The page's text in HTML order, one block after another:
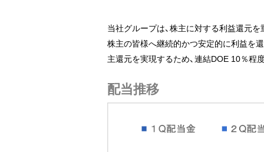
当社グループは、株主に対する利益還元
株主の皆様へ継続的かつ安定的に利益を
主還元を実現するため、連結DOE 10％程
配当推移